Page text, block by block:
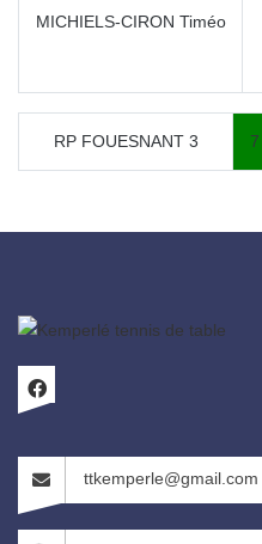
MICHIELS-CIRON Timéo
RP FOUESNANT 3 7
ttkemperle@gmail.com